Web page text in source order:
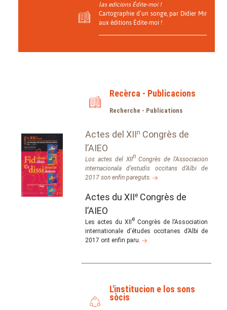
las edicions Édite-moi !
Cartographie d’un songe, par Didier Mir
aux éditions Édite-moi !
Recèrca - Publicacions
Recherche - Publications
Actes del XIIn Congrès de
l’AIEO
Los actes del XIInCongrès de l’Associacion
internacionala d'estudis occitans d’Albi de
2017 son enfin pareguts.
Actes du XIIe Congrès de
l’AIEO
Les actes du XII e Congrès de l’Association
internationale d'études occitanes d’Albi de
2017 ont enfin paru.
L'institucion e los sons
sòcis